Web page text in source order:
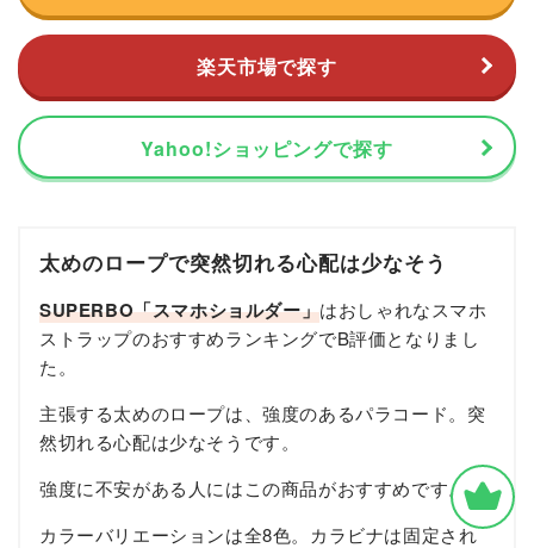
楽天市場で探す
Yahoo!ショッピングで探す
太めのロープで突然切れる心配は少なそう
SUPERBO「スマホショルダー」はおしゃれなスマホ
ストラップのおすすめランキングでB評価となりまし
た。
主張する太めのロープは、強度のあるパラコード。突
然切れる心配は少なそうです。
強度に不安がある人にはこの商品がおすすめです。
カラーバリエーションは全8色。カラビナは固定され